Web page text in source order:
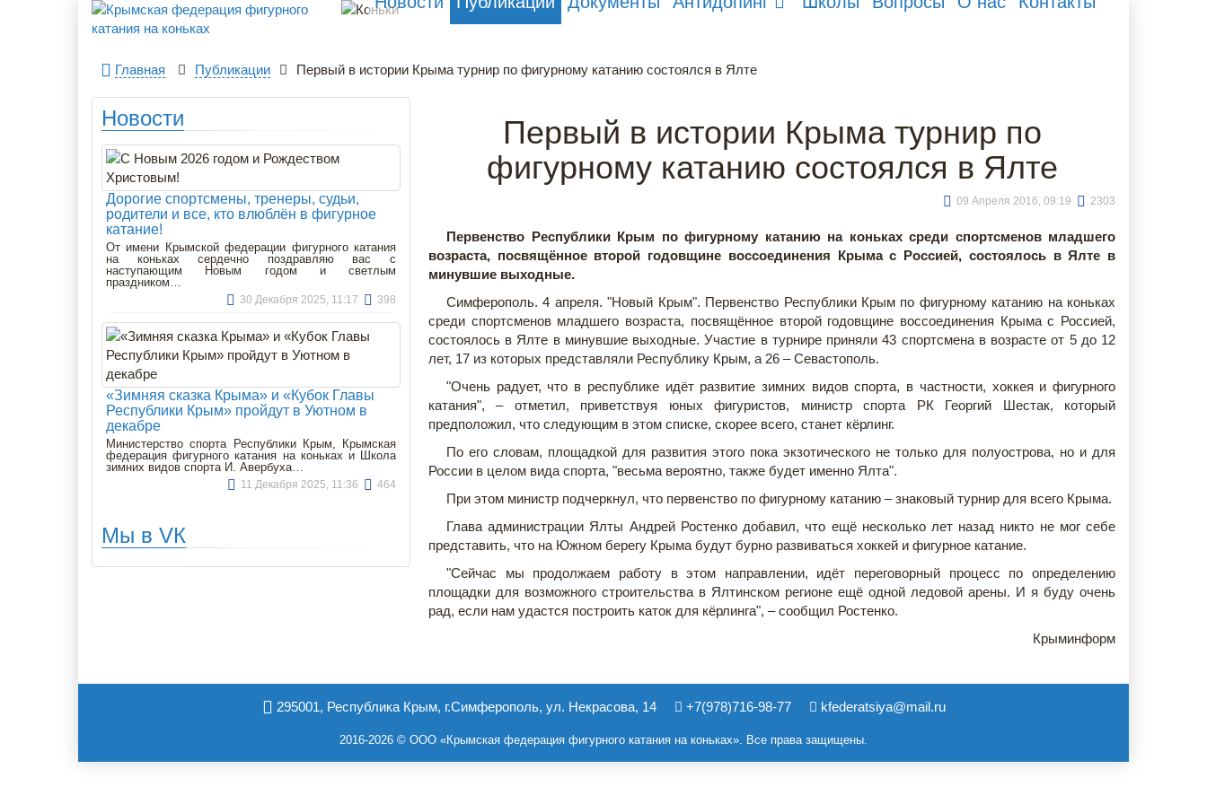
Главная Публикации Первый в истории Крыма турнир по фигурному катанию состоялся в Ялте
Первый в истории Крыма турнир по
фигурному катанию состоялся в Ялте
09 Апреля 2016, 09:19 2303
Первенство Республики Крым по фигурному катанию на коньках среди спортсменов младшего
возраста, посвящённое второй годовщине воссоединения Крыма с Россией, состоялось в Ялте в
минувшие выходные.
Симферополь. 4 апреля. "Новый Крым". Первенство Республики Крым по фигурному катанию на коньках
среди спортсменов младшего возраста, посвящённое второй годовщине воссоединения Крыма с Россией,
состоялось в Ялте в минувшие выходные. Участие в турнире приняли 43 спортсмена в возрасте от 5 до 12
лет, 17 из которых представляли Республику Крым, а 26 – Севастополь.
"Очень радует, что в республике идёт развитие зимних видов спорта, в частности, хоккея и фигурного
катания", – отметил, приветствуя юных фигуристов, министр спорта РК Георгий Шестак, который
предположил, что следующим в этом списке, скорее всего, станет кёрлинг.
По его словам, площадкой для развития этого пока экзотического не только для полуострова, но и для
России в целом вида спорта, "весьма вероятно, также будет именно Ялта".
При этом министр подчеркнул, что первенство по фигурному катанию – знаковый турнир для всего Крыма.
Глава администрации Ялты Андрей Ростенко добавил, что ещё несколько лет назад никто не мог себе
представить, что на Южном берегу Крыма будут бурно развиваться хоккей и фигурное катание.
"Сейчас мы продолжаем работу в этом направлении, идёт переговорный процесс по определению
площадки для возможного строительства в Ялтинском регионе ещё одной ледовой арены. И я буду очень
рад, если нам удастся построить каток для кёрлинга", – сообщил Ростенко.
Крыминформ
Новости
Дорогие спортсмены, тренеры, судьи,
родители и все, кто влюблён в фигурное
катание!
От имени Крымской федерации фигурного катания
на коньках сердечно поздравляю вас с
наступающим Новым годом и светлым
праздником…
30 Декабря 2025, 11:17 398
«Зимняя сказка Крыма» и «Кубок Главы
Республики Крым» пройдут в Уютном в
декабре
Министерство спорта Республики Крым, Крымская
федерация фигурного катания на коньках и Школа
зимних видов спорта И. Авербуха…
11 Декабря 2025, 11:36 464
Мы в VК
295001, Республика Крым, г.Симферополь, ул. Некрасова, 14 +7(978)716-98-77 kfederatsiya@mail.ru
2016-2026 © ООО «Крымская федерация фигурного катания на коньках». Все права защищены.